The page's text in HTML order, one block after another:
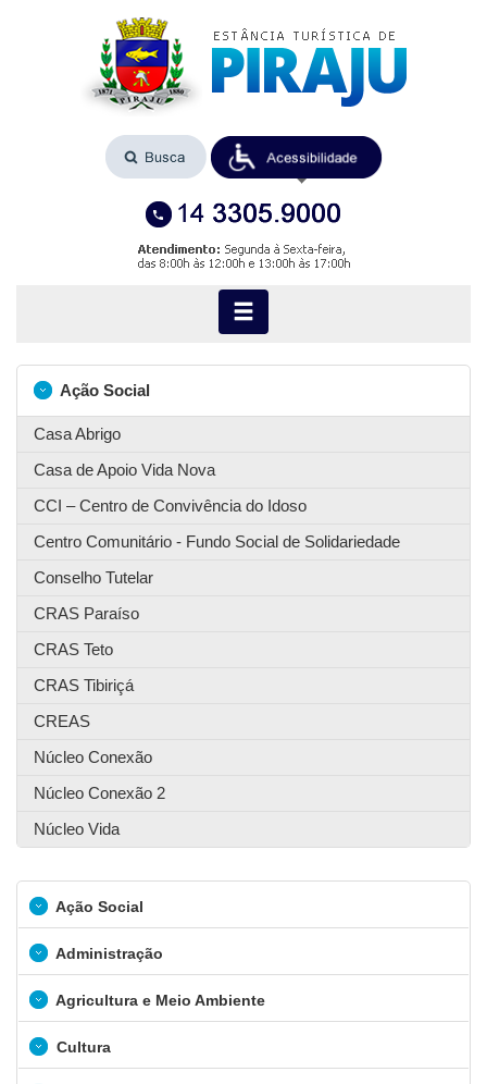
Ação Social
Casa Abrigo
Casa de Apoio Vida Nova
CCI – Centro de Convivência do Idoso
Centro Comunitário - Fundo Social de Solidariedade
Conselho Tutelar
CRAS Paraíso
CRAS Teto
CRAS Tibiriçá
CREAS
Núcleo Conexão
Núcleo Conexão 2
Núcleo Vida
Ação Social
Administração
Agricultura e Meio Ambiente
Cultura